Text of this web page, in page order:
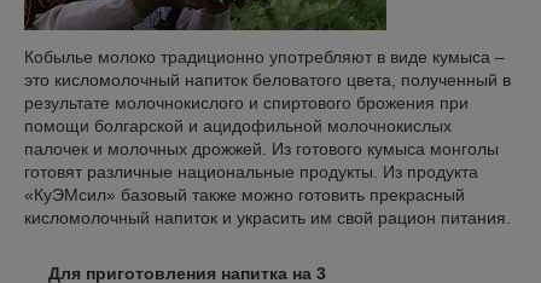
Кобылье молоко традиционно употребляют в виде кумыса –
это кисломолочный напиток беловатого цвета, полученный в
результате молочнокислого и спиртового брожения при
помощи болгарской и ацидофильной молочнокислых
палочек и молочных дрожжей. Из готового кумыса монголы
готовят различные национальные продукты. Из продукта
«КуЭМсил» базовый также можно готовить прекрасный
кисломолочный напиток и украсить им свой рацион питания.
Для приготовления напитка на 3